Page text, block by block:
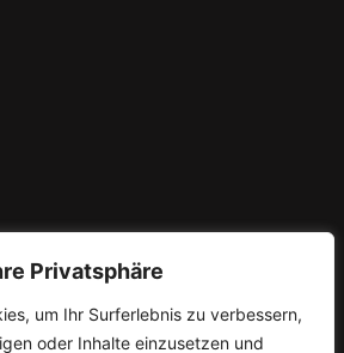
Privatsphäre
um Ihr Surferlebnis zu verbessern,
oder Inhalte einzusetzen und
akzeptierst Du unsere